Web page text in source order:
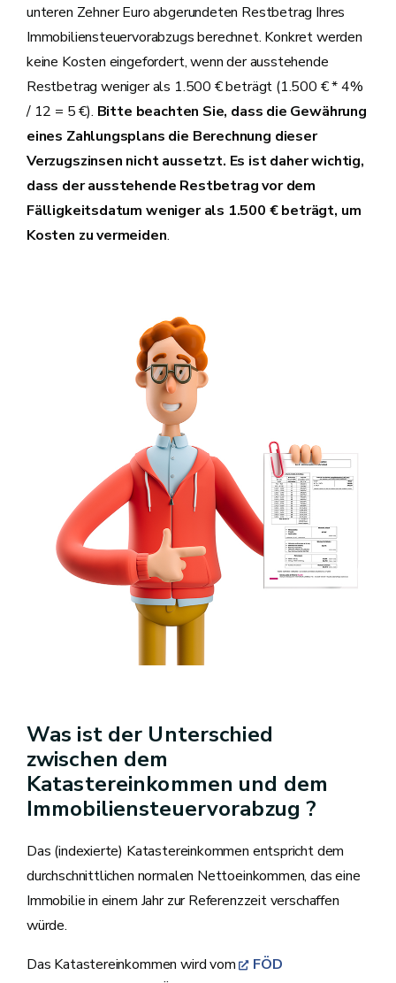
unteren Zehner Euro abgerundeten Restbetrag Ihres
Immobiliensteuervorabzugs berechnet. Konkret werden
keine Kosten eingefordert, wenn der ausstehende
Restbetrag weniger als 1.500 € beträgt (1.500 € * 4%
/ 12 = 5 €). Bitte beachten Sie, dass die Gewährung
eines Zahlungsplans die Berechnung dieser
Verzugszinsen nicht aussetzt. Es ist daher wichtig,
dass der ausstehende Restbetrag vor dem
Fälligkeitsdatum weniger als 1.500 € beträgt, um
Kosten zu vermeiden.
Was ist der Unterschied
zwischen dem
Katastereinkommen und dem
Immobiliensteuervorabzug ?
Das (indexierte) Katastereinkommen entspricht dem
durchschnittlichen normalen Nettoeinkommen, das eine
Immobilie in einem Jahr zur Referenzzeit verschaffen
würde.
Das Katastereinkommen wird vom
FÖD